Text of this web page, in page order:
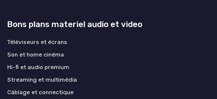
Bons plans materiel audio et video
Téléviseurs et écrans
Son et home cinéma
Hi-fi et audio premium
Streaming et multimédia
Câblage et connectique